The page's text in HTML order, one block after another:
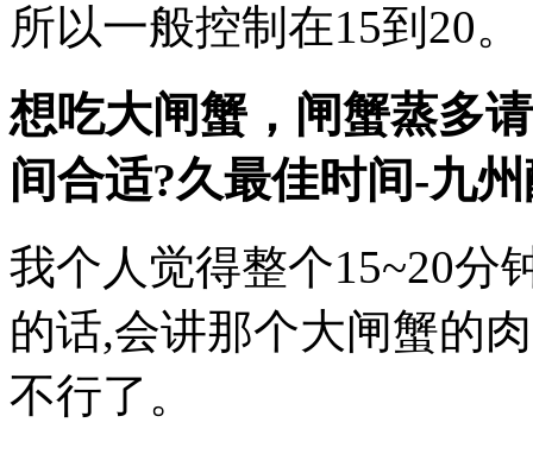
所以一般控制在15到20。
想吃大闸蟹，闸蟹蒸多
间合适?久最佳时间-九
我个人觉得整个15~20分
的话,会讲那个大闸蟹的
不行了。